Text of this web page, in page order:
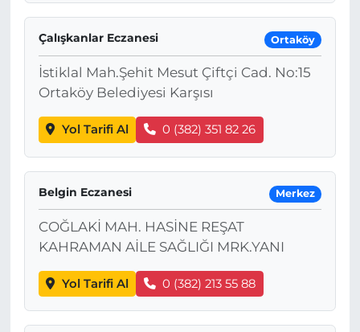
Çalışkanlar Eczanesi Ortaköy
İstiklal Mah.Şehit Mesut Çiftçi Cad. No:15
Ortaköy Belediyesi Karşısı
Yol Tarifi Al 0 (382) 351 82 26
Belgin Eczanesi Merkez
COĞLAKİ MAH. HASİNE REŞAT
KAHRAMAN AİLE SAĞLIĞI MRK.YANI
Yol Tarifi Al 0 (382) 213 55 88